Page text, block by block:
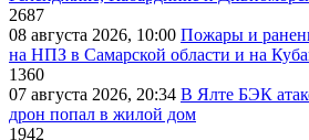
2687
08 августа 2026, 10:00 Пожары и
на НПЗ в Самарской области и на
1360
07 августа 2026, 20:34 В Ялте БЭК
дрон попал в жилой дом
1942